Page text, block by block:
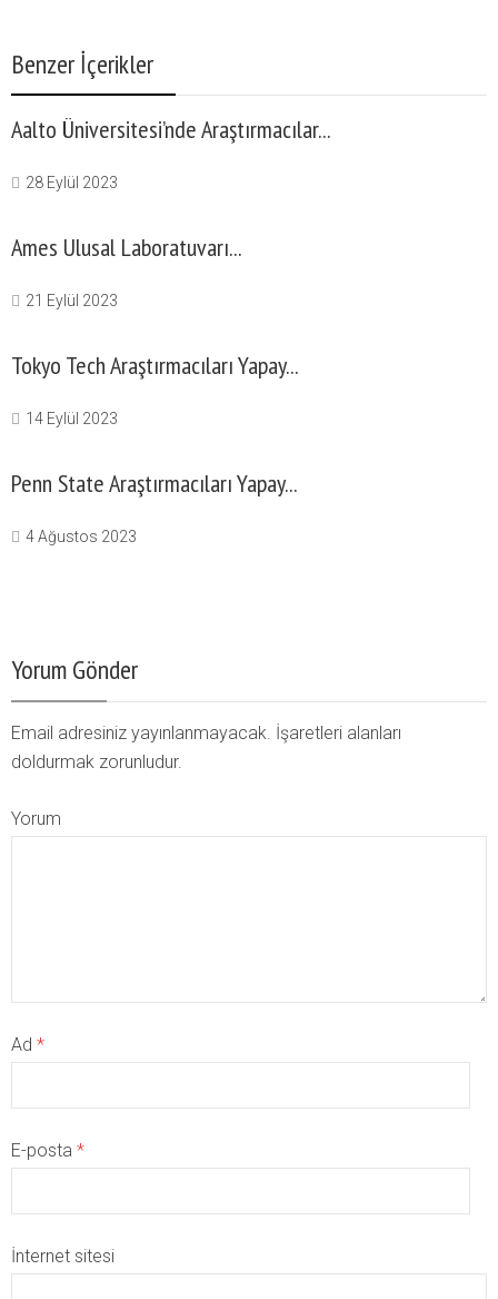
Benzer İçerikler
Aalto Üniversitesi’nde Araştırmacılar...
28 Eylül 2023
Ames Ulusal Laboratuvarı...
21 Eylül 2023
Tokyo Tech Araştırmacıları Yapay...
14 Eylül 2023
Penn State Araştırmacıları Yapay...
4 Ağustos 2023
Yorum Gönder
Email adresiniz yayınlanmayacak. İşaretleri alanları
doldurmak zorunludur.
Yorum
Ad *
E-posta *
İnternet sitesi